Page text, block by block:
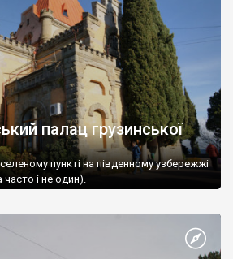
палац грузинської
пункті на південному узбережжі
часто і не один).